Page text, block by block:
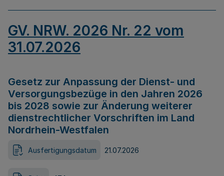
GV. NRW. 2026 Nr. 22 vom
31.07.2026
Gesetz zur Anpassung der Dienst- und
Versorgungsbezüge in den Jahren 2026
bis 2028 sowie zur Änderung weiterer
dienstrechtlicher Vorschriften im Land
Nordrhein-Westfalen
Ausfertigungsdatum 21.07.2026